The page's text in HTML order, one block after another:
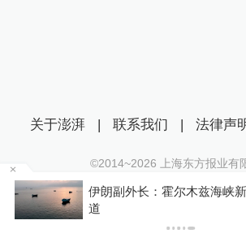
你有权知道更多
临时航
关于澎湃 | 联系我们 | 法律声
©2014~2026 上海东方报业有
沪ICP证：沪B2-20170116 | 沪ICP
互联网新闻信息服务许可证：
沪公网安备